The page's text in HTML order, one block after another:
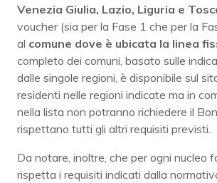
Venezia Giulia, Lazio, Liguria e
voucher (sia per la Fase 1 che per la
al comune dove è ubicata la linea
completo dei comuni, basato sulle
dalle singole regioni, è disponibile sul
residenti nelle regioni indicate ma in
nella lista non potranno richiedere il
rispettano tutti gli altri requisiti previsti.
Da notare, inoltre, che per ogni nucleo
rispetta i requisiti indicati dalla